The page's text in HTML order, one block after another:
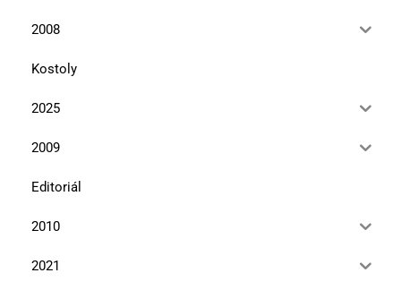
2008
Kostoly
2025
2009
Editoriál
2010
2021